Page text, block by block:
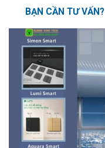
BẠN CẦN TƯ VẤN?